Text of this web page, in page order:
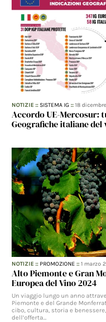
NOTIZIE :: SISTEMA IG ::18
Accordo UE-Mercosur:
Geografiche italiane del
NOTIZIE :: PROMOZIONE ::1 marzo
Alto Piemonte e Gran
Europea del Vino 2024
Un viaggio lungo un anno
Piemonte e del Grande
cibo, cultura, storia e
dell’offerta…